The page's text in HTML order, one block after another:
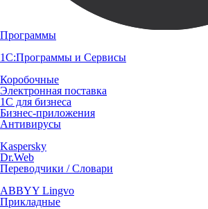
Программы
1С:Программы и Сервисы
Коробочные
Электронная поставка
1С для бизнеса
Бизнес-приложения
Антивирусы
Kaspersky
Dr.Web
Переводчики / Словари
ABBYY Lingvo
Прикладные